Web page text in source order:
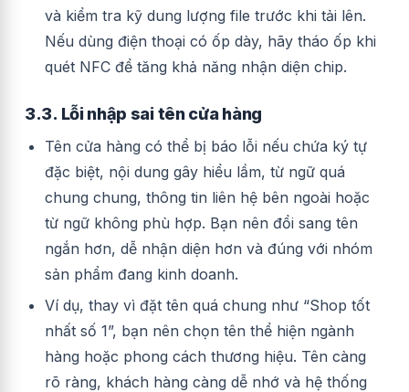
và kiểm tra kỹ dung lượng file trước khi tải lên.
Nếu dùng điện thoại có ốp dày, hãy tháo ốp khi
quét NFC để tăng khả năng nhận diện chip.
3.3. Lỗi nhập sai tên cửa hàng
Tên cửa hàng có thể bị báo lỗi nếu chứa ký tự
đặc biệt, nội dung gây hiểu lầm, từ ngữ quá
chung chung, thông tin liên hệ bên ngoài hoặc
từ ngữ không phù hợp. Bạn nên đổi sang tên
ngắn hơn, dễ nhận diện hơn và đúng với nhóm
sản phẩm đang kinh doanh.
Ví dụ, thay vì đặt tên quá chung như “Shop tốt
nhất số 1”, bạn nên chọn tên thể hiện ngành
hàng hoặc phong cách thương hiệu. Tên càng
rõ ràng, khách hàng càng dễ nhớ và hệ thống